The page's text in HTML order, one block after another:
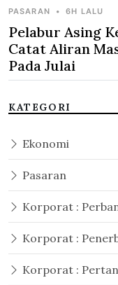
PASARAN • 6H LALU
Pelabur Asing
Catat Aliran
Pada Julai
KATEGORI
Ekonomi
Pasaran
Korporat :
Korporat :
Korporat :